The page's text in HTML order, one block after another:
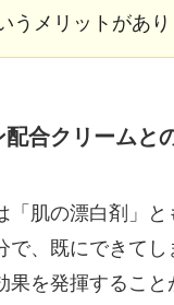
うメリットがあり
合クリームと
「肌の漂白剤」と
で、既にできてし
果を発揮すること